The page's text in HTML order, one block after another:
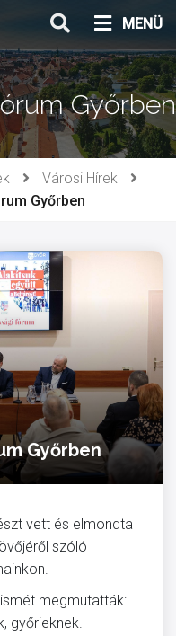
MENÜ
Győrben
Városi Hírek
Győrben
Győrben
vett és elmondta
szóló
megmutatták:
győrieknek.